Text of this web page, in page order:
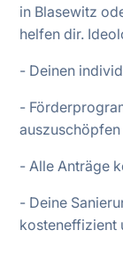
in Blasewitz
helfen dir.
- Deinen
-
auszuschöpfen
- Alle Anträge
- Deine
kosteneffizient